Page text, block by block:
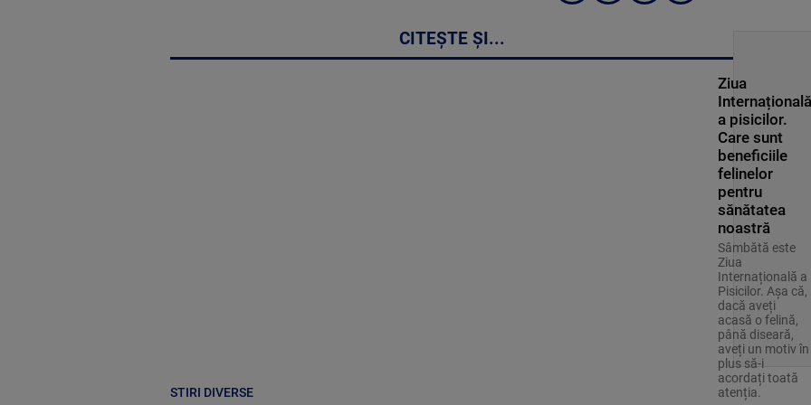
CITEȘTE ȘI...
STIRI DIVERSE
Ziua
Internațională
a pisicilor.
Care sunt
beneficiile
felinelor
pentru
sănătatea
noastră
Sâmbătă este
Ziua
Internațională a
Pisicilor. Așa că,
dacă aveți
acasă o felină,
până diseară,
aveți un motiv în
plus să-i
acordați toată
atenția.